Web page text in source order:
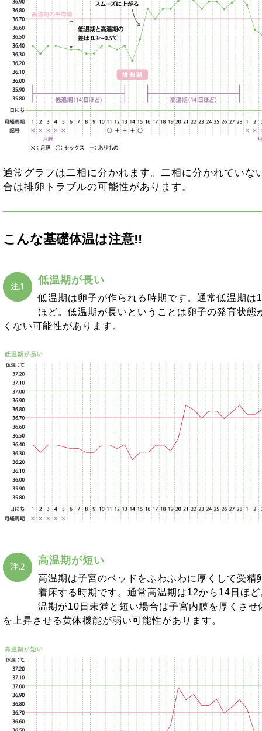
通常グラフは二相に分かれます。二相に分かれていな
合は排卵トラブルの可能性があります。
こんな基礎体温は注意!!
低温期が長い
低温期は卵子が作られる時期です。通常低温期は
ほど。低温期が長いということは卵子の発育状態
くない可能性があります。
高温期が短い
高温期は子宮のベッドをふわふわに厚くして受精
着床する時期です。通常高温期は12から14日ほ
温期が10日未満と短い場合は子宮内膜を厚くさせ
を上昇させる黄体機能が弱い可能性があります。